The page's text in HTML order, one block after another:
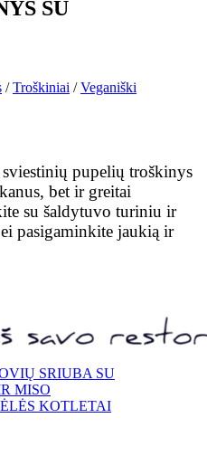
SU
/Troškiniai /Veganiški
pupelių troškinys
bet ir greitai
su šaldytuvo turiniu ir
pasigaminkite jaukią ir
SRIUBA SU
MISO
KOTLETAI